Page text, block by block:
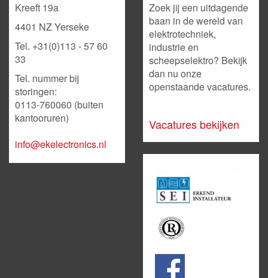
Kreeft 19a
4401 NZ Yerseke
Tel. +31(0)113 - 57 60
33
Tel. nummer bij
storingen:
0113-760060 (buiten
kantooruren)
info@ekelectronics.nl
Zoek jij een uitdagende
baan in de wereld van
elektrotechniek,
industrie en
scheepselektro? Bekijk
dan nu onze
openstaande vacatures.
Vacatures bekijken